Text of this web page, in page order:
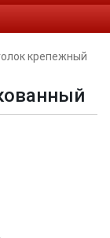
крепежный